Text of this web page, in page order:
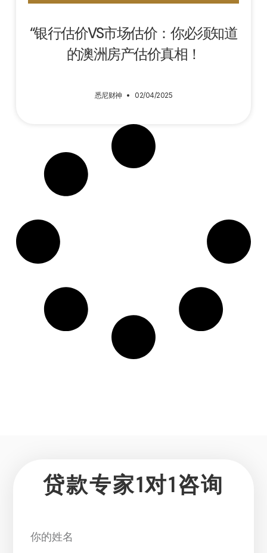
“银行估价VS市场估价：你必须知道
的澳洲房产估价真相！
悉尼财神 02/04/2025
贷款专家1对1咨询